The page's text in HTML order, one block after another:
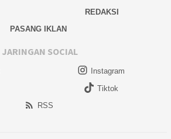
REDAKSI
PASANG IKLAN
JARINGAN SOCIAL
Instagram
Tiktok
RSS